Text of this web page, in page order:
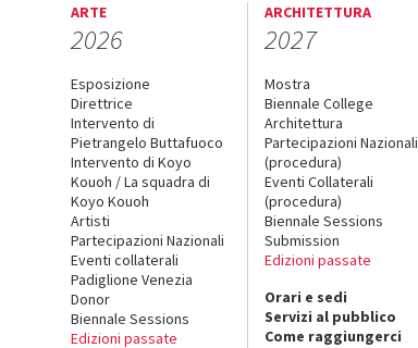
ARTE
2026
Esposizione
Direttrice
Intervento di
Pietrangelo Buttafuoco
Intervento di Koyo
Kouoh / La squadra di
Koyo Kouoh
Artisti
Partecipazioni Nazionali
Eventi collaterali
Padiglione Venezia
Donor
Biennale Sessions
Edizioni passate
ARCHITETTURA
2027
Mostra
Biennale College
Architettura
Partecipazioni Nazionali
(procedura)
Eventi Collaterali
(procedura)
Biennale Sessions
Submission
Edizioni passate
Orari e sedi
Servizi al pubblico
Come raggiungerci